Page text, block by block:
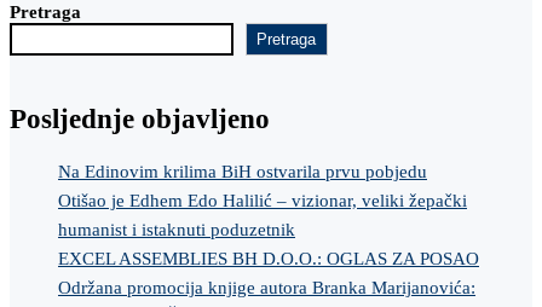
Pretraga
Pretraga
Posljednje objavljeno
Na Edinovim krilima BiH ostvarila prvu pobjedu
Otišao je Edhem Edo Halilić – vizionar, veliki žepački
humanist i istaknuti poduzetnik
EXCEL ASSEMBLIES BH D.O.O.: OGLAS ZA POSAO
Održana promocija knjige autora Branka Marijanovića: